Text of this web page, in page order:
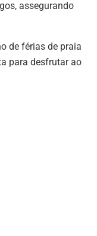
assegurando
de férias de praia
para desfrutar ao